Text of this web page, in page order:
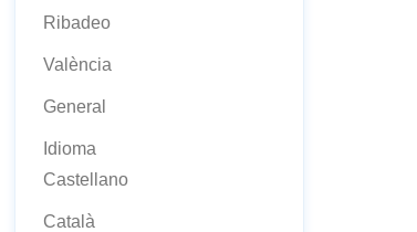
Ribadeo
València
General
Idioma
Castellano
Català